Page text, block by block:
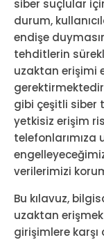
siber suçlular
durum,
endişe
tehditlerin
uzaktan erişimi
gibi çeşitli siber
yetkisiz erişim
telefonlarımıza
verilerimizi
Bu kılavuz,
uzaktan
girişimlere karşı